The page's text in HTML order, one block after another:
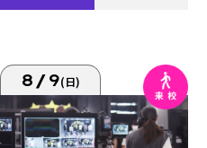
8/9(日)